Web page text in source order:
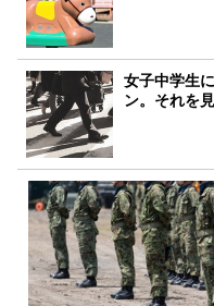
女子中学生
ン。それを